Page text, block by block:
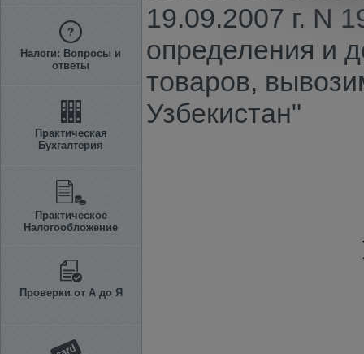
Налоги: Вопросы и
ответы
Практическая
Бухгалтерия
Практическое
Налогообложение
Проверки от А до Я
19.09.2007 г. N
определения и
товаров,
Узбекистан"